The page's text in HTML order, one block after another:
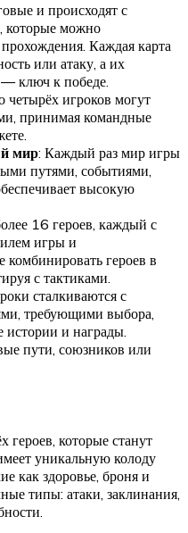
и происходят с
которые можно
Каждая карта
или атаку, а их
— ключ к победе.
четырёх игроков могут
принимая командные
мир: Каждый раз мир игры
путями, событиями,
высокую
16 героев, каждый с
игры и
героев в
с тактиками.
сталкиваются с
требующими выбора,
истории и награды.
пути, союзников или
героев, которые станут
уникальную колоду
как здоровье, броня и
типы: атаки, заклинания,